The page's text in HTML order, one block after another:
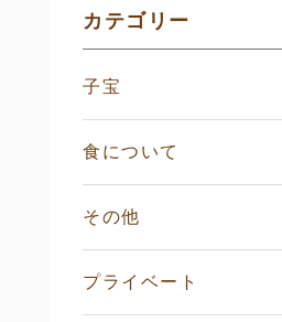
カテゴリー
子宝
食について
その他
プライベート